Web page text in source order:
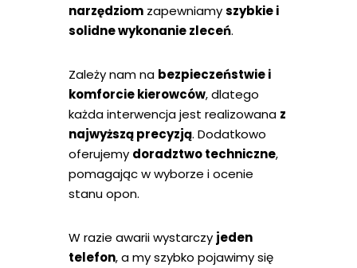
narzędziom zapewniamyszybkie i
solidne wykonanie zleceń.
Zależy nam na bezpieczeństwie i
komforcie kierowców, dlatego
każda interwencja jest realizowana z
najwyższą precyzją. Dodatkowo
oferujemy doradztwo techniczne,
pomagając w wyborze i ocenie
stanu opon.
W razie awarii wystarczy jeden
telefon, a my szybko pojawimy się